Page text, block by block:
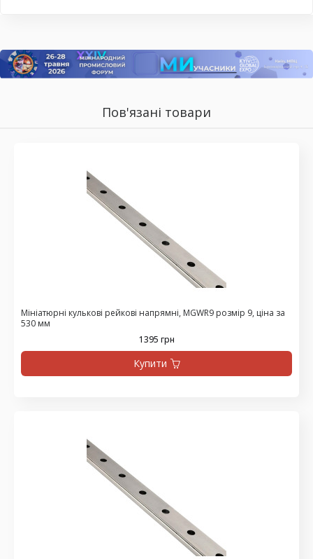
Пов'язані товари
Мініатюрні кулькові рейкові напрямні, MGWR9 розмір 9, ціна за
530 мм
1395 грн
Купити